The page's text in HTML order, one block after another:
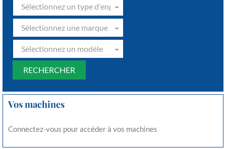
Sélectionnez un type d'engin
Sélectionnez une marque
Sélectionnez un modèle
Vos machines
Connectez-vous pour accéder à vos machines